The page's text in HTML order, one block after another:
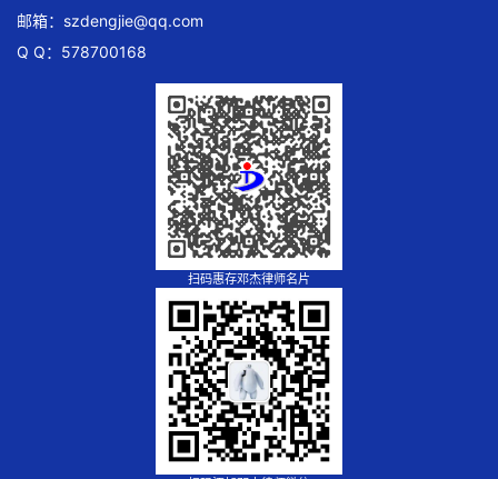
邮箱： szdengjie@qq.com
Q Q：578700168
扫码惠存邓杰律师名片